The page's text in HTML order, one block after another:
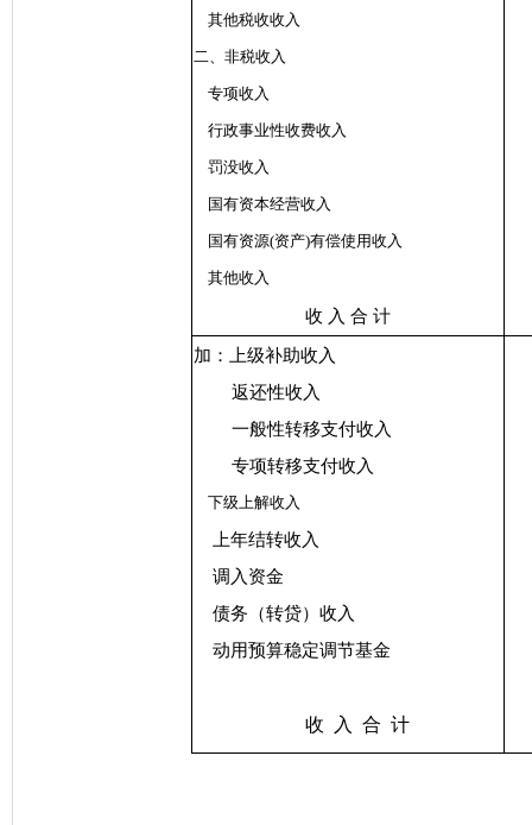
其他税收收入
二、非税收入
专项收入
行政事业性收费收入
罚没收入
国有资本经营收入
国有资源(资产)有偿使用收入
其他收入
收 入 合 计
加：上级补助收入
返还性收入
一般性转移支付收入
专项转移支付收入
下级上解收入
上年结转收入
调入资金
债务（转贷）收入
动用预算稳定调节基金
收 入 合 计